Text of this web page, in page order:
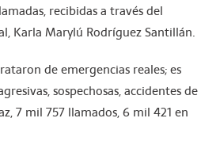
recibidas a través del
Karla Marylú Rodríguez Santillán.
de emergencias reales; es
sospechosas, accidentes de
7 mil 757 llamados, 6 mil 421 en